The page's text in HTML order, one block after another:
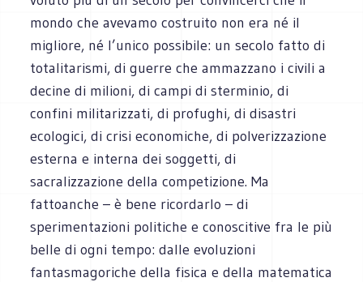
mondo che avevamo costruito non era né il
migliore, né l’unico possibile: un secolo fatto di
totalitarismi, di guerre che ammazzano i civili a
decine di milioni, di campi di sterminio, di
confini militarizzati, di profughi, di disastri
ecologici, di crisi economiche, di polverizzazione
esterna e interna dei soggetti, di
sacralizzazione della competizione. Ma
fattoanche – è bene ricordarlo – di
sperimentazioni politiche e conoscitive fra le più
belle di ogni tempo: dalle evoluzioni
fantasmagoriche della fisica e della matematica